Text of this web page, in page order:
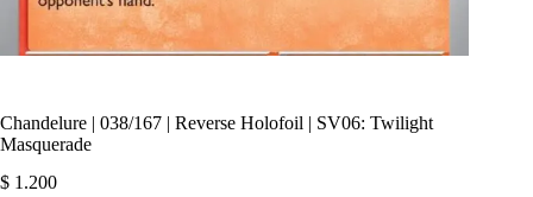
Chandelure | 038/167 | Reverse Holofoil | SV06: Twilight
Masquerade
$ 1.200